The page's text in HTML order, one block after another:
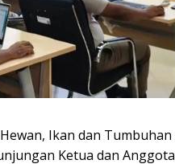
Hewan, Ikan dan Tumbuhan
Ketua dan Anggota